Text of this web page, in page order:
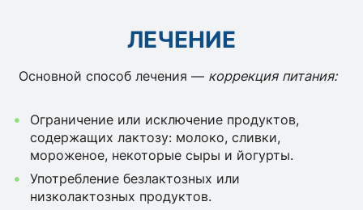
ЛЕЧЕНИЕ
Основной способ лечения — коррекция питания:
Ограничение или исключение продуктов,
содержащих лактозу: молоко, сливки,
мороженое, некоторые сыры и йогурты.
Употребление безлактозных или
низколактозных продуктов.